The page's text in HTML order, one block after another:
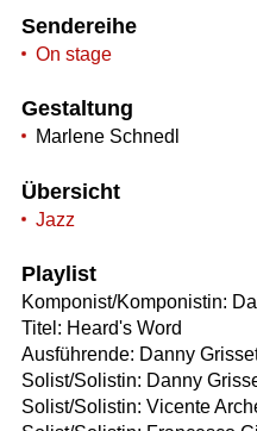
Sendereihe
On stage
Gestaltung
Marlene Schnedl
Übersicht
Jazz
Playlist
Komponist/Komponistin:
Titel: Heard's Word
Ausführende: Danny
Solist/Solistin: Danny
Solist/Solistin: Vicente